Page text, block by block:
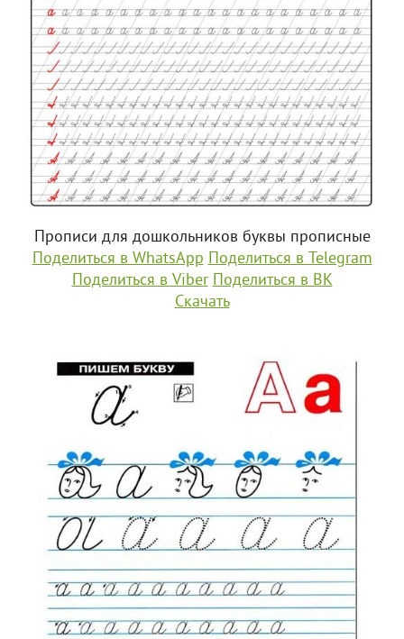
Прописи для дошкольников буквы прописные
Поделиться в WhatsApp Поделиться в Telegram
Поделиться в Viber Поделиться в ВК
Скачать